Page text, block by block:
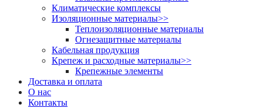
Климатические комплексы
Изоляционные материалы>>
Теплоизоляционные материалы
Огнезащитные материалы
Кабельная продукция
Крепеж и расходные материалы>>
Крепежные элементы
Доставка и оплата
О нас
Контакты